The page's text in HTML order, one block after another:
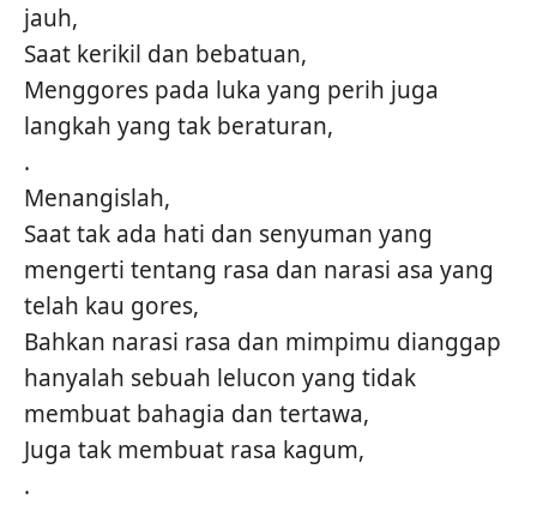
jauh,
Saat kerikil dan bebatuan,
Menggores pada luka yang perih juga
langkah yang tak beraturan,
.
Menangislah,
Saat tak ada hati dan senyuman yang
mengerti tentang rasa dan narasi asa yang
telah kau gores,
Bahkan narasi rasa dan mimpimu dianggap
hanyalah sebuah lelucon yang tidak
membuat bahagia dan tertawa,
Juga tak membuat rasa kagum,
.